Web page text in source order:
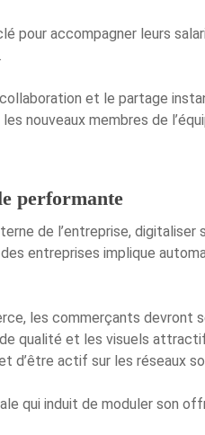
pour accompagner leurs
et le partage
nouveaux membres de
performante
de l’entreprise,
entreprises implique
les commerçants devront
qualité et les visuels
d’être actif sur les réseaux
qui induit de moduler son